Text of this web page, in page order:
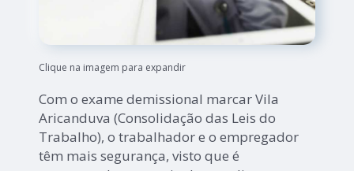
Clique na imagem para expandir
Com o exame demissional marcar Vila
Aricanduva (Consolidação das Leis do
Trabalho), o trabalhador e o empregador
têm mais segurança, visto que é